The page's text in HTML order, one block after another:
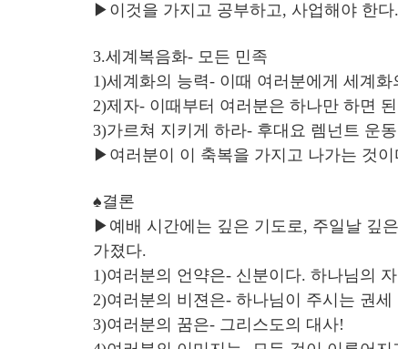
▶이것을 가지고 공부하고, 사업해야 한
3.세계복음화- 모든 민족
1)세계화의 능력- 이때 여러분에게 세계
2)제자- 이때부터 여러분은 하나만 하면
3)가르쳐 지키게 하라- 후대요 렘넌트 운동
▶여러분이 이 축복을 가지고 나가는 것이
♠결론
▶예배 시간에는 깊은 기도로, 주일날 깊
가졌다.
1)여러분의 언약은- 신분이다. 하나님의
2)여러분의 비젼은- 하나님이 주시는 권세
3)여러분의 꿈은- 그리스도의 대사!